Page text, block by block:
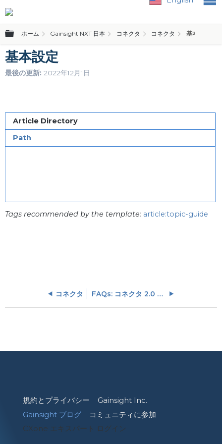
グローバル階層を展開/折りたたむ
ホーム Gainsight NXT 日本 コネクタ コネクタ 基本設定
基本設定
最後の更新 2022年12月1日
Article Directory
Path
Tags recommended by the template: article:topic-guide
コネクタ FAQs: コネクタ 2.0 Horizo​​nエクスペリエンスのアップグレード
規約とプライバシー
Gainsight Inc.
Gainsight ブログ
コミュニティに参加
CXone エキスパート ログイン